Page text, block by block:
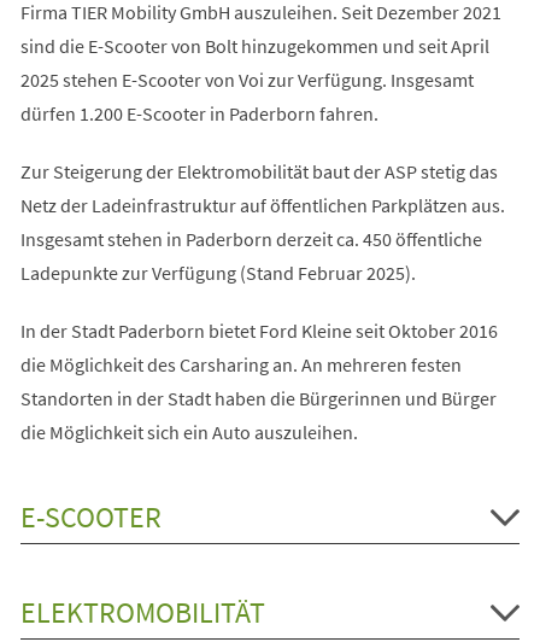
Firma TIER Mobility GmbH auszuleihen. Seit Dezember 2021
sind die E-Scooter von Bolt hinzugekommen und seit April
2025 stehen E-Scooter von Voi zur Verfügung. Insgesamt
dürfen 1.200 E-Scooter in Paderborn fahren.
Zur Steigerung der Elektromobilität baut der ASP stetig das
Netz der Ladeinfrastruktur auf öffentlichen Parkplätzen aus.
Insgesamt stehen in Paderborn derzeit ca. 450 öffentliche
Ladepunkte zur Verfügung (Stand Februar 2025).
In der Stadt Paderborn bietet Ford Kleine seit Oktober 2016
die Möglichkeit des Carsharing an. An mehreren festen
Standorten in der Stadt haben die Bürgerinnen und Bürger
die Möglichkeit sich ein Auto auszuleihen.
E-SCOOTER
ELEKTROMOBILITÄT